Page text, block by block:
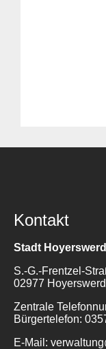
Kontakt
Stadt
S.-G.-Frentzel-
02977
Zentrale
Bürgertelefon:
E-Mail: